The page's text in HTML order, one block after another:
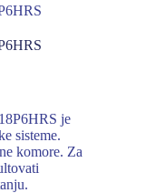
je
sisteme.
komore. Za